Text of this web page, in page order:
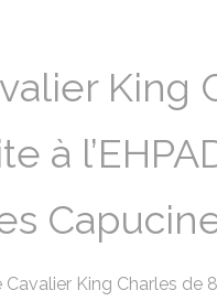
King
à
King Charles de